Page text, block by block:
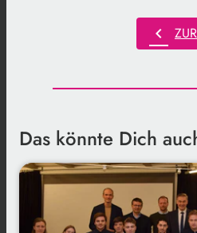
chevron_left
Das könnte Dich